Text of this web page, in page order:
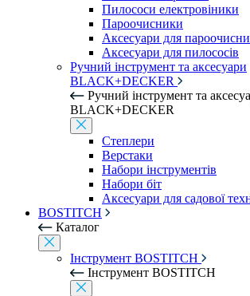
Пилососи електровіники
Пароочисники
Аксесуари для
Аксесуари для пилососів
Ручний інструмент та аксесуари
BLACK+DECKER
Ручний інструмент та
BLACK+DECKER
Степлери
Верстаки
Набори інструментів
Набори біт
Аксесуари для садової
BOSTITCH
Каталог
Інструмент BOSTITCH
Інструмент BOSTITCH